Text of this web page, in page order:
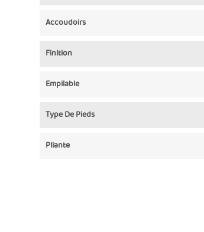
Accoudoirs
Finition
Empilable
Type De Pieds
Pliante